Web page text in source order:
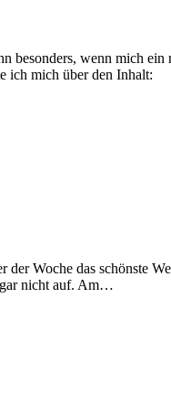
wenn mich ein
ich mich über den Inhalt:
Woche das schönste
gar nicht auf. Am…